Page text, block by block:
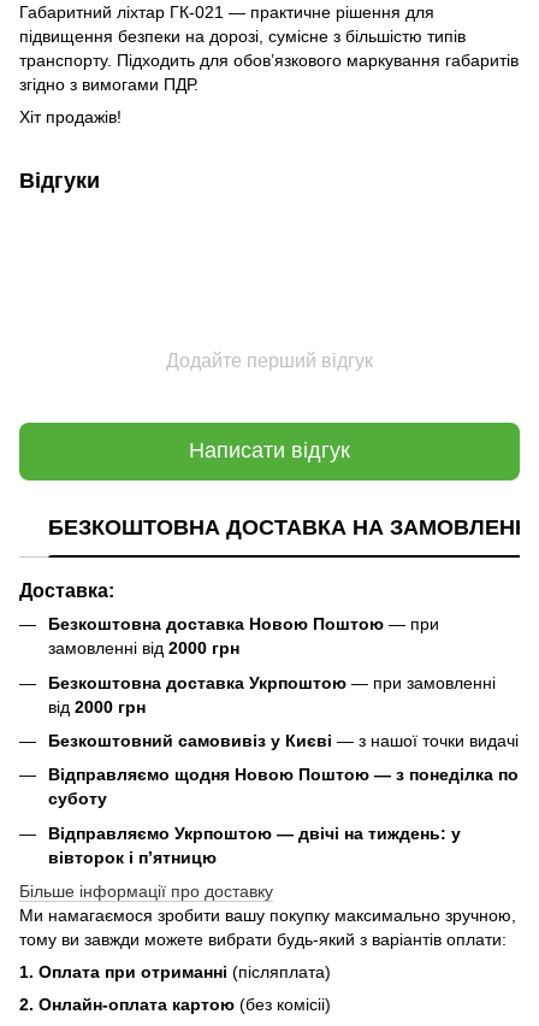
Габаритний ліхтар ГК-021 — практичне рішення для
підвищення безпеки на дорозі, сумісне з більшістю типів
транспорту. Підходить для обов’язкового маркування габаритів
згідно з вимогами ПДР.
Хіт продажів!
Відгуки
Додайте перший відгук
Написати відгук
БЕЗКОШТОВНА ДОСТАВКА НА ЗАМОВЛЕННЯ
Доставка:
Безкоштовна доставка Новою Поштою — при
замовленні від 2000 грн
Безкоштовна доставка Укрпоштою — при замовленні
від 2000 грн
Безкоштовний самовивіз у Києві — з нашої точки видачі
Відправляємо щодня Новою Поштою — з понеділка по
суботу
Відправляємо Укрпоштою — двічі на тиждень: у
вівторок і п’ятницю
Більше інформації про доставку
Ми намагаємося зробити вашу покупку максимально зручною,
тому ви завжди можете вибрати будь-який з варіантів оплати:
1. Оплата при отриманні (післяплата)
2. Онлайн-оплата картою (без комісіі)